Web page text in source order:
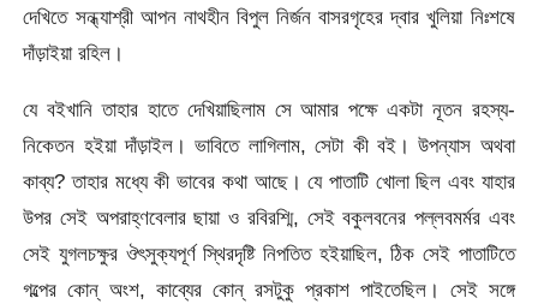
দেখিতে সন্ধ্যাশ্রী আপন নাথহীন বিপুল নির্জন বাসরগৃহের দ্বার খুলিয়া নিঃশষে
দাঁড়াইয়া রহিল।
যে বইখানি তাহার হাতে দেখিয়াছিলাম সে আমার পক্ষে একটা নূতন রহস্য-
নিকেতন হইয়া দাঁড়াইল। ভাবিতে লাগিলাম, সেটা কী বই। উপন্যাস অথবা
কাব্য? তাহার মধ্যে কী ভাবের কথা আছে। যে পাতাটি খােলা ছিল এবং যাহার
উপর সেই অপরাহ্ণবেলার ছায়া ও রবিরশ্মি, সেই বকুলবনের পল্লবমর্মর এবং
সেই যুগলচক্ষুর ঔৎসুক্যপূর্ণ স্থিরদৃষ্টি নিপতিত হইয়াছিল, ঠিক সেই পাতাটিতে
গল্পের কোন্ অংশ, কাব্যের কোন্ রসটুকু প্রকাশ পাইতেছিল। সেই সঙ্গে